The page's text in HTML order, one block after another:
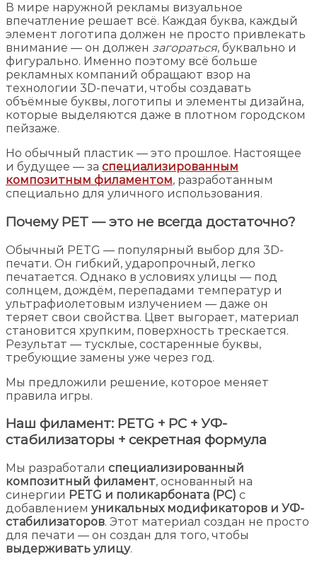
В мире наружной рекламы визуальное
впечатление решает всё. Каждая буква, каждый
элемент логотипа должен не просто привлекать
внимание — он должен загораться, буквально и
фигурально. Именно поэтому всё больше
рекламных компаний обращают взор на
технологии 3D-печати, чтобы создавать
объёмные буквы, логотипы и элементы дизайна,
которые выделяются даже в плотном городском
пейзаже.
Но обычный пластик — это прошлое. Настоящее
и будущее — за специализированным
композитным филаментом, разработанным
специально для уличного использования.
Почему PET — это не всегда достаточно?
Обычный PETG — популярный выбор для 3D-
печати. Он гибкий, ударопрочный, легко
печатается. Однако в условиях улицы — под
солнцем, дождём, перепадами температур и
ультрафиолетовым излучением — даже он
теряет свои свойства. Цвет выгорает, материал
становится хрупким, поверхность трескается.
Результат — тусклые, состаренные буквы,
требующие замены уже через год.
Мы предложили решение, которое меняет
правила игры.
Наш филамент: PETG + PC + УФ-
стабилизаторы + секретная формула
Мы разработали специализированный
композитный филамент, основанный на
синергии PETG и поликарбоната (PC) с
добавлением уникальных модификаторов и УФ-
стабилизаторов. Этот материал создан не просто
для печати — он создан для того, чтобы
выдерживать улицу.